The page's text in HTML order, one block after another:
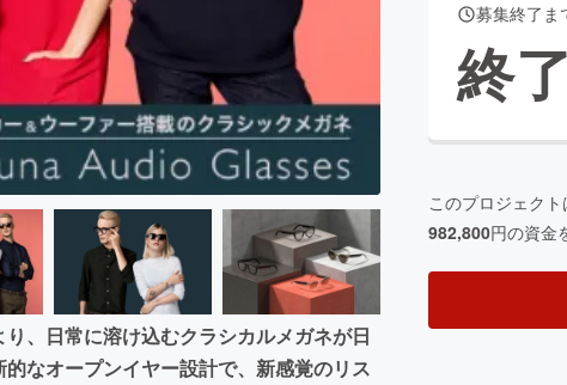
CAMPFIRE for Social Good CAMPFIRE Creation
CAMPFIREふるさと納税
machi-ya
、日常に溶け込むクラシカルメガネが日
なオープンイヤー設計で、新感覚のリス
募集終了ま
終了
このプロジェクト
982,800円の資金